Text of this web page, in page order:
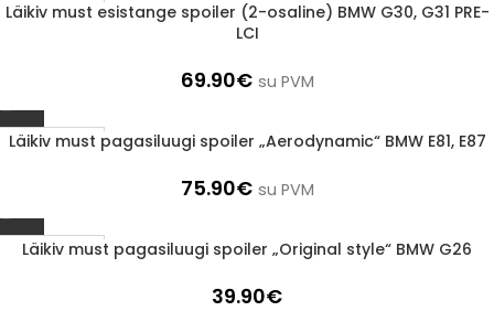
1-3 D.D.
Läikiv must esistange spoiler (2-osaline) BMW G30, G31 PRE-
LCI
69.90€ su PVM
1-3 D.D.
Läikiv must pagasiluugi spoiler „Aerodynamic“ BMW E81, E87
75.90€ su PVM
1-3 D.D.
Läikiv must pagasiluugi spoiler „Original style“ BMW G26
39.90€